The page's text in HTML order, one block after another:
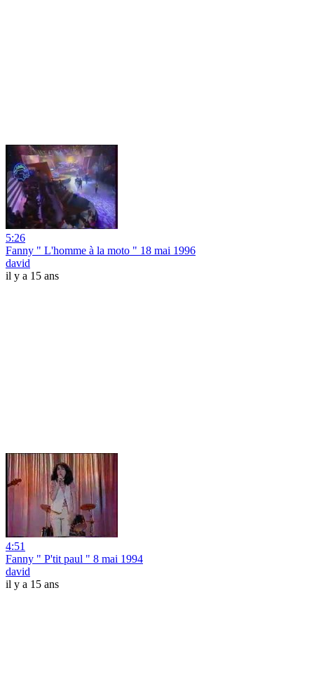
5:26
Fanny " L'homme à la moto " 18 mai 1996
david
il y a 15 ans
4:51
Fanny " P'tit paul " 8 mai 1994
david
il y a 15 ans